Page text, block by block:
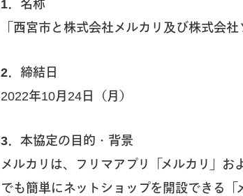
1．名称
「西宮市と株式会社メルカリ及び株式会
2．締結日
2022年10月24日（月）
3．本協定の目的・背景
メルカリは、フリマアプリ「メルカリ」
でも簡単にネットショップを開設できる